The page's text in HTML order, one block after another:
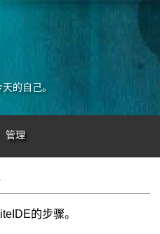
的自己。
管理
的步骤。